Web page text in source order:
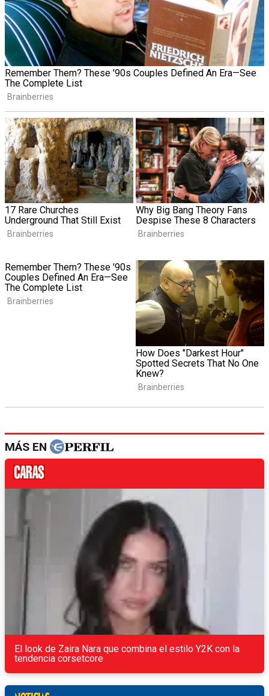
MÁS EN
El look de Zaira Nara que combina el estilo Y2K con la
tendencia corsetcore